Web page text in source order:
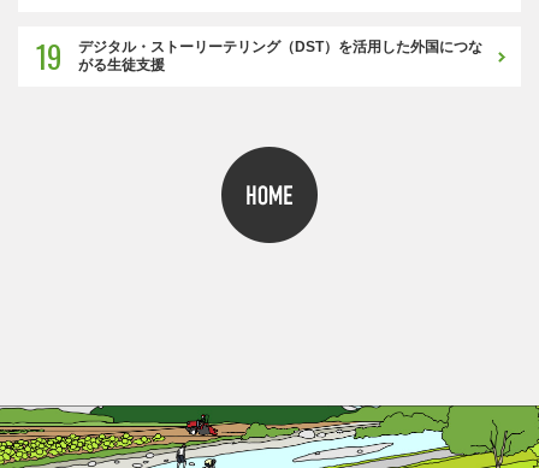
19
デジタル・ストーリーテリング（DST）を活用した外国につな
がる生徒支援